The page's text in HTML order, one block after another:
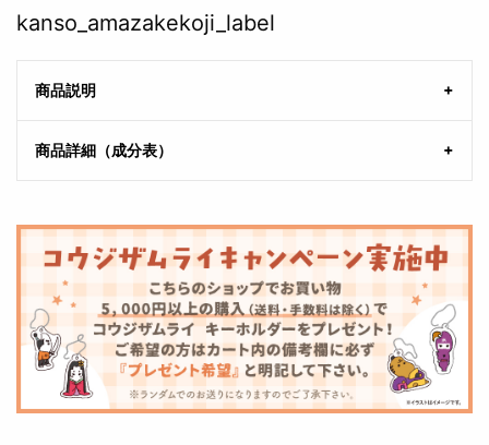
kanso_amazakekoji_label
商品説明
商品詳細（成分表）